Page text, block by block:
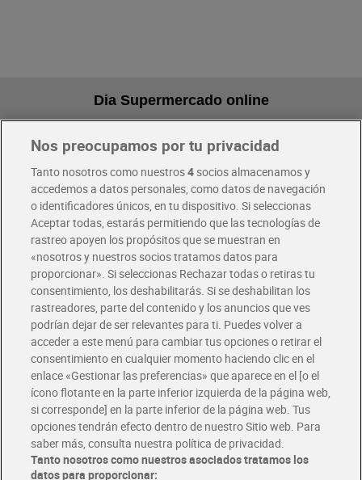
Dia Supermercado online
Pide hoy, recibe hoy
Envío gratis por compras superiores a 100€
Envío estandar por 4,99€
Glovo y Uber Eats
Solicita tu factura de Glovo o Uber Eats
Únete al CLUB Dia
Disfruta las ventajas y ofertas exclusivas.
Descárgate la APP Dia
Folletos y Tiendas
Descubre las mejores ofertas y busca tu tienda más cercana
Tarjeta MaX Dia
Te devuelve hasta 8€/mes de tus compras.
Nos preocupamos por tu privacidad
Tanto nosotros como nuestros4socios almacenamos y
accedemos a datos personales, como datos de navegación
o identificadores únicos, en tu dispositivo. Si seleccionas
Aceptar todas, estarás permitiendo que las tecnologías de
rastreo apoyen los propósitos que se muestran en
«nosotros y nuestros socios tratamos datos para
proporcionar». Si seleccionas Rechazar todas o retiras tu
consentimiento, los deshabilitarás. Si se deshabilitan los
rastreadores, parte del contenido y los anuncios que ves
podrían dejar de ser relevantes para ti. Puedes volver a
acceder a este menú para cambiar tus opciones o retirar el
consentimiento en cualquier momento haciendo clic en el
enlace «Gestionar las preferencias» que aparece en el [o el
ícono flotante en la parte inferior izquierda de la página web,
si corresponde] en la parte inferior de la página web. Tus
opciones tendrán efecto dentro de nuestro Sitio web. Para
saber más, consulta nuestra política de privacidad.
Tanto nosotros como nuestros asociados tratamos los
datos para proporcionar: